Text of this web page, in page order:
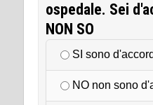
ospedale. Sei
NON SO
SI sono
NO non sono